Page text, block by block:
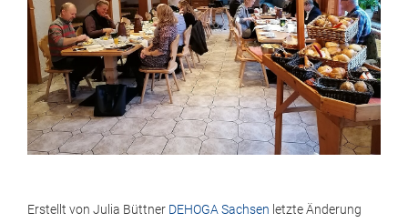
Erstellt von Julia Büttner DEHOGA Sachsen letzte Änderung